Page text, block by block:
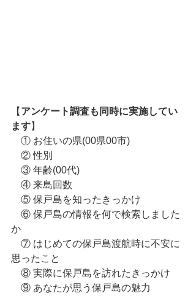
【 アンケート調査も同時に実施してい
ます】
① お住いの県(00県00市)
② 性別
③ 年齢(00代)
④ 来島回数
⑤ 保戸島を知ったきっかけ
⑥ 保戸島の情報を何で検索しました
か
⑦ はじめての保戸島渡航時に不安に
思ったこと
⑧ 実際に保戸島を訪れたきっかけ
⑨ あなたが思う保戸島の魅力